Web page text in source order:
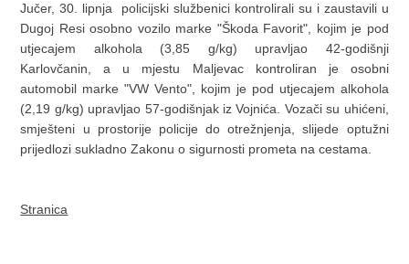
Jučer, 30. lipnja policijski službenici kontrolirali su i zaustavili u
Dugoj Resi osobno vozilo marke "Škoda Favorit", kojim je pod
utjecajem alkohola (3,85 g/kg) upravljao 42-godišnji
Karlovčanin, a u mjestu Maljevac kontroliran je osobni
automobil marke "VW Vento", kojim je pod utjecajem alkohola
(2,19 g/kg) upravljao 57-godišnjak iz Vojnića. Vozači su uhićeni,
smješteni u prostorije policije do otrežnjenja, slijede optužni
prijedlozi sukladno Zakonu o sigurnosti prometa na cestama.
Stranica